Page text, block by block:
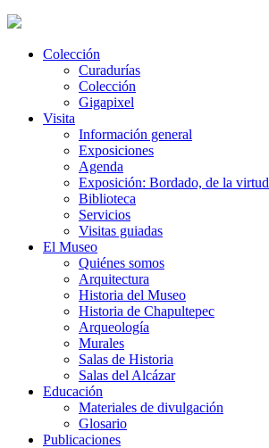
Colección
Curadurías
Colección
Gigapixel
Visita
Información general
Exposiciones
Agenda
Exposición: Bordado, de la virtud
Biblioteca
Servicios
Visitas guiadas
El Museo
Quiénes somos
Arquitectura
Historia del Museo
Historia de Chapultepec
Arqueología
Murales
Salas de Historia
Salas del Alcázar
Educación
Materiales de divulgación
Glosario
Publicaciones